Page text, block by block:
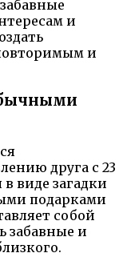
и
и
друга с 23
виде загадки
подарками
собой
забавные и